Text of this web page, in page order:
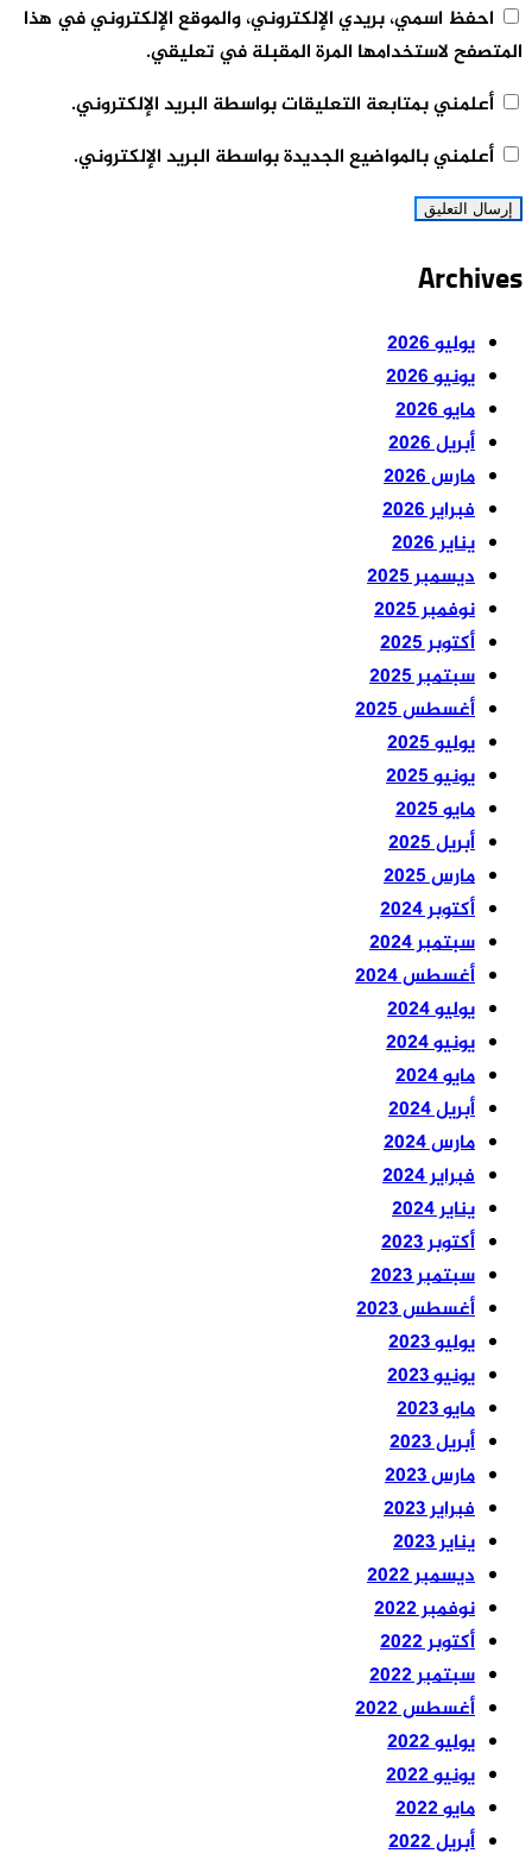
احفظ اسمي، بريدي الإلكتروني، والموقع الإلكتروني في هذا
المتصفح لاستخدامها المرة المقبلة في تعليقي.
أعلمني بمتابعة التعليقات بواسطة البريد الإلكتروني.
أعلمني بالمواضيع الجديدة بواسطة البريد الإلكتروني.
Archives
يوليو 2026
يونيو 2026
مايو 2026
أبريل 2026
مارس 2026
فبراير 2026
يناير 2026
ديسمبر 2025
نوفمبر 2025
أكتوبر 2025
سبتمبر 2025
أغسطس 2025
يوليو 2025
يونيو 2025
مايو 2025
أبريل 2025
مارس 2025
أكتوبر 2024
سبتمبر 2024
أغسطس 2024
يوليو 2024
يونيو 2024
مايو 2024
أبريل 2024
مارس 2024
فبراير 2024
يناير 2024
أكتوبر 2023
سبتمبر 2023
أغسطس 2023
يوليو 2023
يونيو 2023
مايو 2023
أبريل 2023
مارس 2023
فبراير 2023
يناير 2023
ديسمبر 2022
نوفمبر 2022
أكتوبر 2022
سبتمبر 2022
أغسطس 2022
يوليو 2022
يونيو 2022
مايو 2022
أبريل 2022